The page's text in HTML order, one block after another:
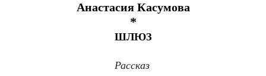
Анастасия Касумова
*
ШЛЮЗ
Рассказ